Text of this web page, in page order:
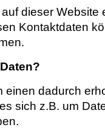
dieser Website
Kontaktdaten
einen dadurch
sich z.B. um